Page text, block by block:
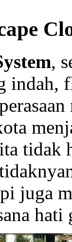
,
tidak
juga
hati